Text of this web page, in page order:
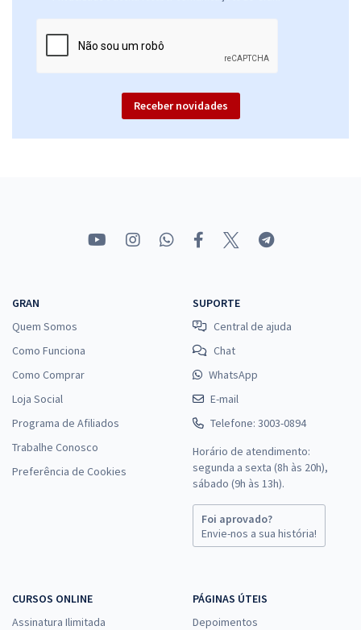
Receber novidades
GRAN
Quem Somos
Como Funciona
Como Comprar
Loja Social
Programa de Afiliados
Trabalhe Conosco
Preferência de Cookies
SUPORTE
Central de ajuda
Chat
WhatsApp
E-mail
Telefone: 3003-0894
Horário de atendimento:
segunda a sexta (8h às 20h),
sábado (9h às 13h).
Foi aprovado?
Envie-nos a sua história!
CURSOS ONLINE
Assinatura Ilimitada
PÁGINAS ÚTEIS
Depoimentos